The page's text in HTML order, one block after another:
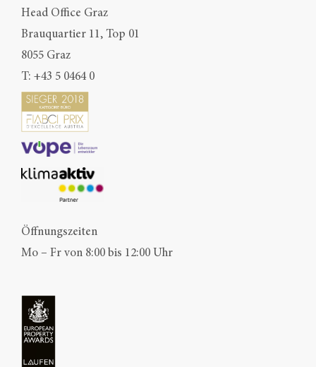
Head Office Graz
Brauquartier 11, Top 01
8055 Graz
T: +43 5 0464 0
Öffnungszeiten
Mo – Fr von 8:00 bis 12:00 Uhr